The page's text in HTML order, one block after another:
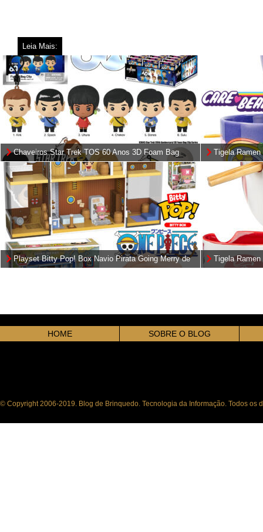
Leia Mais:
Chaveiros Star Trek TOS 60 Anos 3D Foam Bag
Clips
Tigela Ramen
(Care Bears)
Playset Bitty Pop! Box Navio Pirata Going Merry de
One Piece
Tigela
HOME SOBRE O BLOG
© Copyright 2006-2019. Blog de Brinquedo. Tecnologia da Informação. Todos os